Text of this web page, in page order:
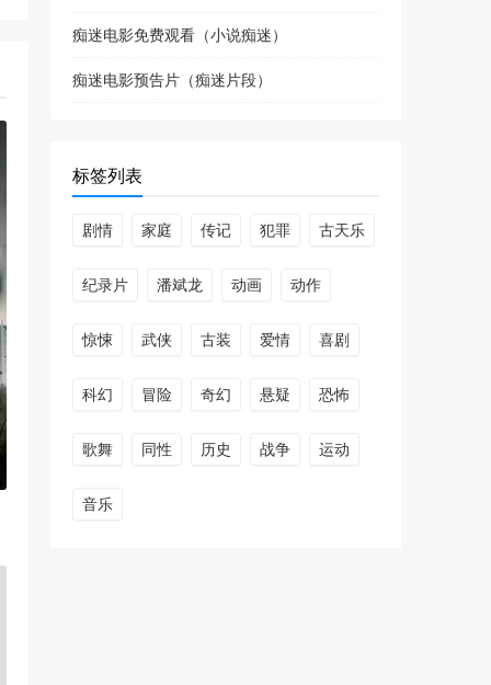
痴迷电影免费观看（小说痴迷）
痴迷电影预告片（痴迷片段）
标签列表
剧情 家庭 传记 犯罪 古天乐
纪录片 潘斌龙 动画 动作
惊悚 武侠 古装 爱情 喜剧
科幻 冒险 奇幻 悬疑 恐怖
歌舞 同性 历史 战争 运动
音乐